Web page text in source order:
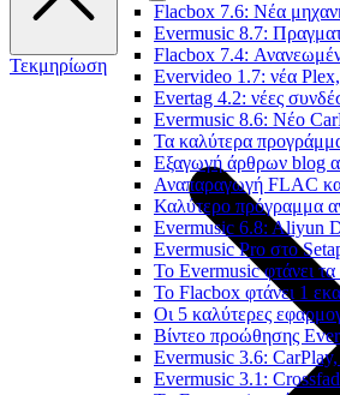
Flacbox 7.6: Νέα
Evermusic 8.7:
Flacbox 7.4:
Evervideo 1.7: νέα
Evertag 4.2: νέες
Evermusic 8.6: Νέο
Τα καλύτερα
Εξαγωγή άρθρων blog
Αναπαραγωγή FLAC
Καλύτερο πρόγραμμα
Evermusic 6.8: Aliyun
Evermusic Pro στο
Το Evermusic φτάνει
Το Flacbox φτάνει 1
Οι 5 καλύτερες
Βίντεο προώθησης
Evermusic 3.6:
Evermusic 3.1:
Τεκμηρίωση